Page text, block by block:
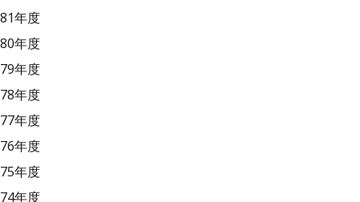
81年度
80年度
79年度
78年度
77年度
76年度
75年度
74年度